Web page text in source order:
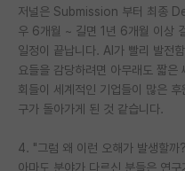
저널은 Submission 부터 최종
우 6개월 ~ 길면 1년 6개월 이상
일정이 끝납니다. AI가 빨리 발전
요들을 감당하려면 아무래도 짧
회들이 세계적인 기업들이 많은
구가 돌아가게 된 것 같습니다.
4. "그럼 왜 이런 오해가 발생할까
아마도 분야가 다르신 분들은 연